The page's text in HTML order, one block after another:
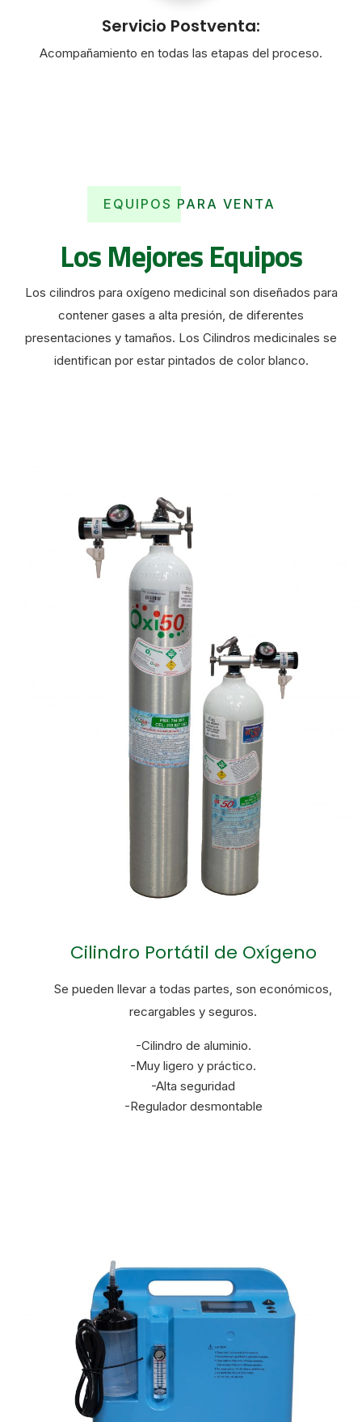
Servicio Postventa:
Acompañamiento en todas las etapas del proceso.
EQUIPOS PARA VENTA
Los Mejores Equipos
Los cilindros para oxígeno medicinal son diseñados para
contener gases a alta presión, de diferentes
presentaciones y tamaños. Los Cilindros medicinales se
identifican por estar pintados de color blanco.
Cilindro Portátil de Oxígeno
Se pueden llevar a todas partes, son económicos,
recargables y seguros.
-Cilindro de aluminio.
-Muy ligero y práctico.
-Alta seguridad
-Regulador desmontable